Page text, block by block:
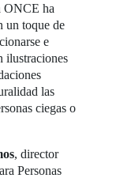
ONCE ha
un toque de
e
ilustraciones
las
ciegas o
, director
Personas